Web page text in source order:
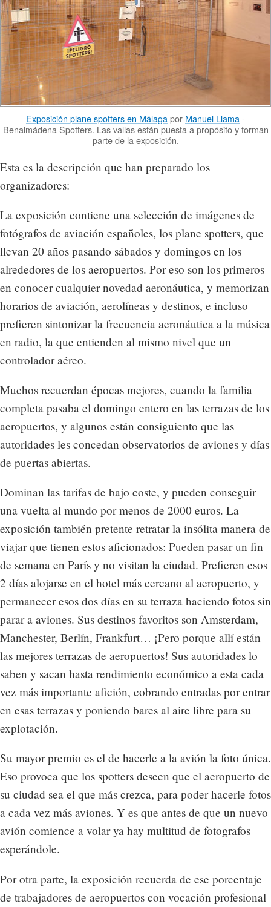
Exposición plane spotters en Málagapor Manuel Llama-
Benalmádena Spotters. Las vallas están puesta a propósito y forman
parte de la exposición.
Esta es la descripción que han preparado los
organizadores:
La exposición contiene una selección de imágenes de
fotógrafos de aviación españoles, los plane spotters, que
llevan 20 años pasando sábados y domingos en los
alrededores de los aeropuertos. Por eso son los primeros
en conocer cualquier novedad aeronáutica, y memorizan
horarios de aviación, aerolíneas y destinos, e incluso
prefieren sintonizar la frecuencia aeronáutica a la música
en radio, la que entienden al mismo nivel que un
controlador aéreo.
Muchos recuerdan épocas mejores, cuando la familia
completa pasaba el domingo entero en las terrazas de los
aeropuertos, y algunos están consiguiento que las
autoridades les concedan observatorios de aviones y días
de puertas abiertas.
Dominan las tarifas de bajo coste, y pueden conseguir
una vuelta al mundo por menos de 2000 euros. La
exposición también pretente retratar la insólita manera de
viajar que tienen estos aficionados: Pueden pasar un fin
de semana en París y no visitan la ciudad. Prefieren esos
2 días alojarse en el hotel más cercano al aeropuerto, y
permanecer esos dos días en su terraza haciendo fotos sin
parar a aviones. Sus destinos favoritos son Amsterdam,
Manchester, Berlín, Frankfurt… ¡Pero porque allí están
las mejores terrazas de aeropuertos! Sus autoridades lo
saben y sacan hasta rendimiento económico a esta cada
vez más importante afición, cobrando entradas por entrar
en esas terrazas y poniendo bares al aire libre para su
explotación.
Su mayor premio es el de hacerle a la avión la foto única.
Eso provoca que los spotters deseen que el aeropuerto de
su ciudad sea el que más crezca, para poder hacerle fotos
a cada vez más aviones. Y es que antes de que un nuevo
avión comience a volar ya hay multitud de fotografos
esperándole.
Por otra parte, la exposición recuerda de ese porcentaje
de trabajadores de aeropuertos con vocación profesional